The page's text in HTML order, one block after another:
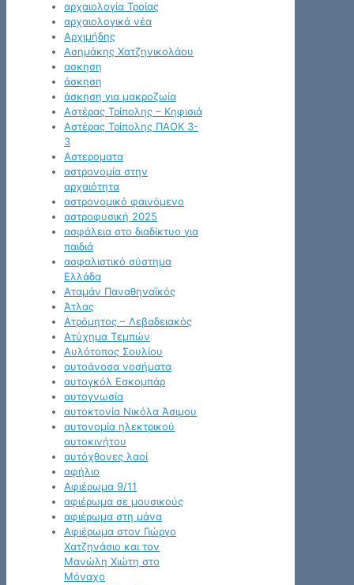
αρχαιολογία Τροίας
αρχαιολογικά νέα
Αρχιμήδης
Ασημάκης Χατζηνικολάου
ασκηση
άσκηση
άσκηση για μακροζωία
Αστέρας Τρίπολης – Κηφισιά
Αστέρας Τρίπολης ΠΑΟΚ 3-
3
Αστεροματα
αστρονομία στην
αρχαιότητα
αστρονομικό φαινόμενο
αστροφυσική 2025
ασφάλεια στο διαδίκτυο για
παιδιά
ασφαλιστικό σύστημα
Ελλάδα
Αταμάν Παναθηναϊκός
Άτλας
Ατρόμητος – Λεβαδειακός
Ατύχημα Τεμπών
Αυλότοπος Σουλίου
αυτοάνοσα νοσήματα
αυτογκόλ Εσκομπάρ
αυτογνωσία
αυτοκτονία Νικόλα Άσιμου
αυτονομία ηλεκτρικού
αυτοκινήτου
αυτόχθονες λαοί
αφήλιο
Αφιέρωμα 9/11
αφιέρωμα σε μουσικούς
αφιέρωμα στη μάνα
Αφιέρωμα στον Γιώργο
Χατζηνάσιο και τον
Μανώλη Χιώτη στο
Μόναχο